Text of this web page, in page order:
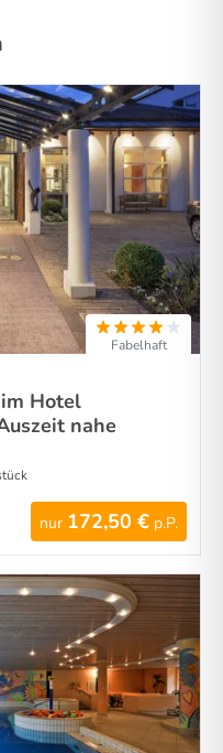
Fabelhaft
Hotel
nahe
nur 172,50 € p.P.